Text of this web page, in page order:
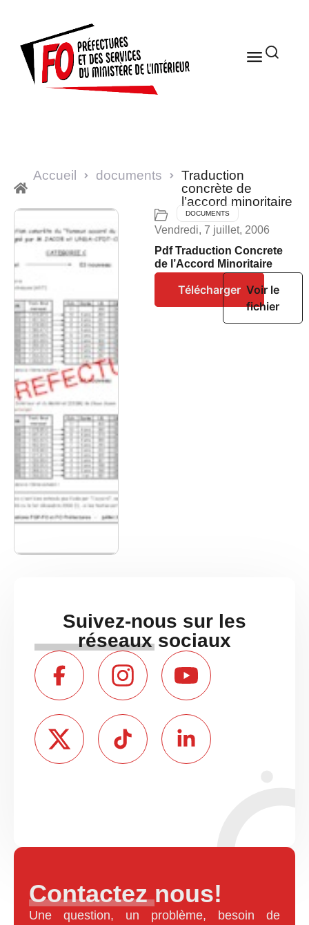
Accueil documents
Traduction
concrète de
l’accord minoritaire
DOCUMENTS
Vendredi, 7 juillet, 2006
Pdf Traduction Concrete
de l’Accord Minoritaire
Télécharger Voir le
fichier
Suivez-nous sur les
réseaux sociaux
Contactez nous!
Une question, un problème, besoin de